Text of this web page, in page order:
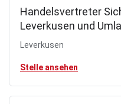
Handelsvertreter
Leverkusen und
Leverkusen
Stelle ansehen